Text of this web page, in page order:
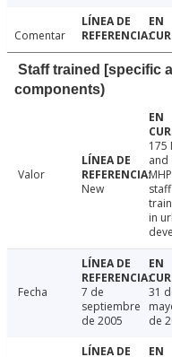
Comentar
Staff trained [specific
components)
Valor
New
175
and
staff
in
Fecha
7 de
septiembre
de 2005
31
de